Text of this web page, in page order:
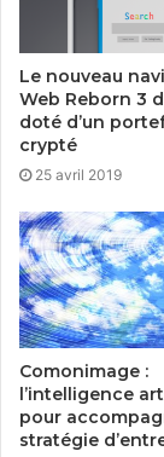
Le nouveau
Web Reborn 3
doté d’un
crypté
25 avril 2019
Comonimage :
l’intelligence
pour
stratégie